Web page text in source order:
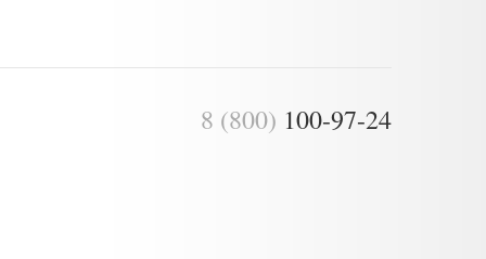
8 (800) 100-97-24